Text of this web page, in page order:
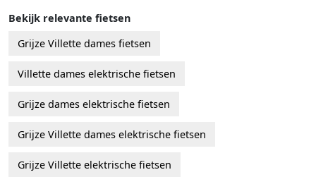
Bekijk relevante fietsen
Grijze Villette dames fietsen
Villette dames elektrische fietsen
Grijze dames elektrische fietsen
Grijze Villette dames elektrische fietsen
Grijze Villette elektrische fietsen